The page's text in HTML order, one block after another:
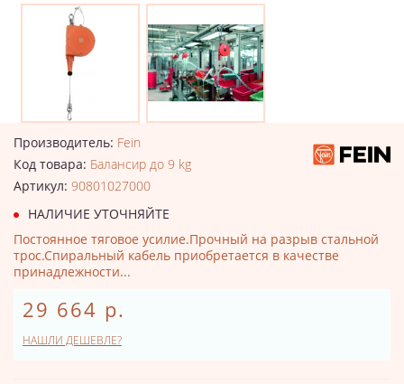
Производитель: Fein
Код товара: Балансир до 9 kg
Артикул: 90801027000
НАЛИЧИЕ УТОЧНЯЙТЕ
Постоянное тяговое усилие.Прочный на разрыв стальной
трос.Спиральный кабель приобретается в качестве
принадлежности...
29 664 р.
НАШЛИ ДЕШЕВЛЕ?